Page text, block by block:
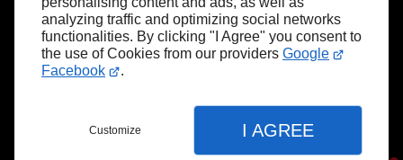
analyzing traffic and optimizing social networks
functionalities. By clicking "I Agree" you consent to
the use of Cookies from our providers Google
Facebook
.
Customize I AGREE